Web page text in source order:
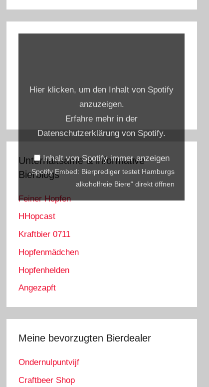
von
Spotify
anzeigen
Hier klicken, um den Inhalt von Spotify
anzuzeigen.
Erfahre mehr in der
Datenschutzerklärung von Spotify.
Inhalt von Spotify immer anzeigen
„Spotify Embed: Bierprediger testet Hamburgs
alkoholfreie Biere“ direkt öffnen
Unterhaltsame & informative
Bierblogs
Feiner Hopfen
HHopcast
Kraftbier 0711
Hopfenmädchen
Hopfenhelden
Angezapft
Meine bevorzugten Bierdealer
Ondernulpuntvijf
Craftbeer Shop